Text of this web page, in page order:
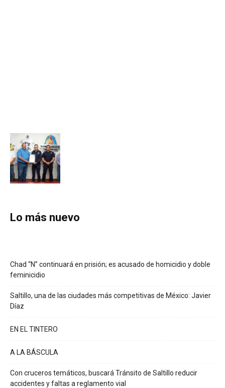
Lo más nuevo
Chad “N” continuará en prisión; es acusado de homicidio y doble
feminicidio
Saltillo, una de las ciudades más competitivas de México: Javier
Díaz
EN EL TINTERO
A LA BÁSCULA
Con cruceros temáticos, buscará Tránsito de Saltillo reducir
accidentes y faltas a reglamento vial